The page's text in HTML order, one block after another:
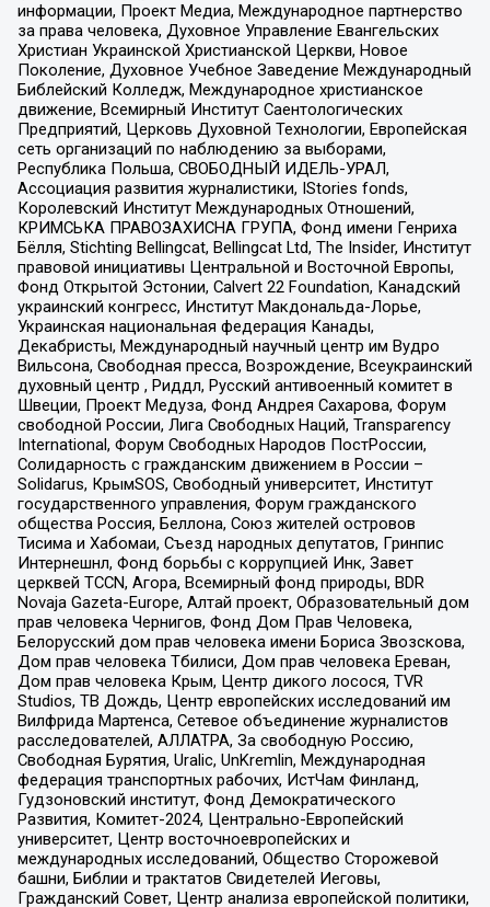
информации, Проект Медиа, Международное партнерство
за права человека, Духовное Управление Евангельских
Христиан Украинской Христианской Церкви, Новое
Поколение, Духовное Учебное Заведение Международный
Библейский Колледж, Международное христианское
движение, Всемирный Институт Саентологических
Предприятий, Церковь Духовной Технологии, Европейская
сеть организаций по наблюдению за выборами,
Республика Польша, СВОБОДНЫЙ ИДЕЛЬ-УРАЛ,
Ассоциация развития журналистики, IStories fonds,
Королевский Институт Международных Отношений,
КРИМСЬКА ПРАВОЗАХИСНА ГРУПА, Фонд имени Генриха
Бёлля, Stichting Bellingcat, Bellingcat Ltd, The Insider, Институт
правовой инициативы Центральной и Восточной Европы,
Фонд Открытой Эстонии, Calvert 22 Foundation, Канадский
украинский конгресс, Институт Макдональда-Лорье,
Украинская национальная федерация Канады,
Декабристы, Международный научный центр им Вудро
Вильсона, Свободная пресса, Возрождение, Всеукраинский
духовный центр , Риддл, Русский антивоенный комитет в
Швеции, Проект Медуза, Фонд Андрея Сахарова, Форум
свободной России, Лига Свободных Наций, Transparеncy
International, Форум Свободных Народов ПостРоссии,
Солидарность с гражданским движением в России –
Solidarus, КрымSOS, Свободный университет, Институт
государственного управления, Форум гражданского
общества Россия, Беллона, Союз жителей островов
Тисима и Хабомаи, Съезд народных депутатов, Гринпис
Интернешнл, Фонд борьбы с коррупцией Инк, Завет
церквей TCCN, Агора, Всемирный фонд природы, BDR
Novaja Gazeta-Europe, Алтай проект, Образовательный дом
прав человека Чернигов, Фонд Дом Прав Человека,
Белорусский дом прав человека имени Бориса Звозскова,
Дом прав человека Тбилиси, Дом прав человека Ереван,
Дом прав человека Крым, Центр дикого лосося, TVR
Studios, ТВ Дождь, Центр европейских исследований им
Вилфрида Мартенса, Сетевое объединение журналистов
расследователей, АЛЛАТРА, За свободную Россию,
Свободная Бурятия, Uralic, UnKremlin, Международная
федерация транспортных рабочих, ИстЧам Финланд,
Гудзоновский институт, Фонд Демократического
Развития, Комитет-2024, Центрально-Европейский
университет, Центр восточноевропейских и
международных исследований, Общество Сторожевой
башни, Библии и трактатов Свидетелей Иеговы,
Гражданский Совет, Центр анализа европейской политики,